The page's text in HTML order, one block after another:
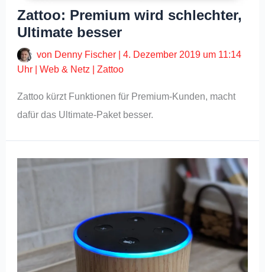
Zattoo: Premium wird schlechter,
Ultimate besser
von Denny Fischer |4. Dezember 2019 um 11:14
Uhr |Web & Netz |Zattoo
Zattoo kürzt Funktionen für Premium-Kunden, macht
dafür das Ultimate-Paket besser.